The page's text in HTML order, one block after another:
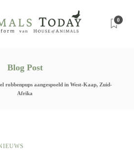
0
Blog Post
robbenpups aangespoeld in West-Kaap, Zuid-
Afrika